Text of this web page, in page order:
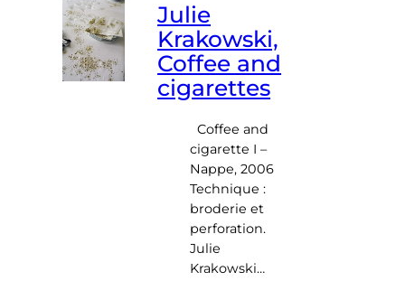
Julie
Krakowski,
Coffee and
cigarettes
Coffee and
cigarette I –
Nappe, 2006
Technique :
broderie et
perforation.
Julie
Krakowski…